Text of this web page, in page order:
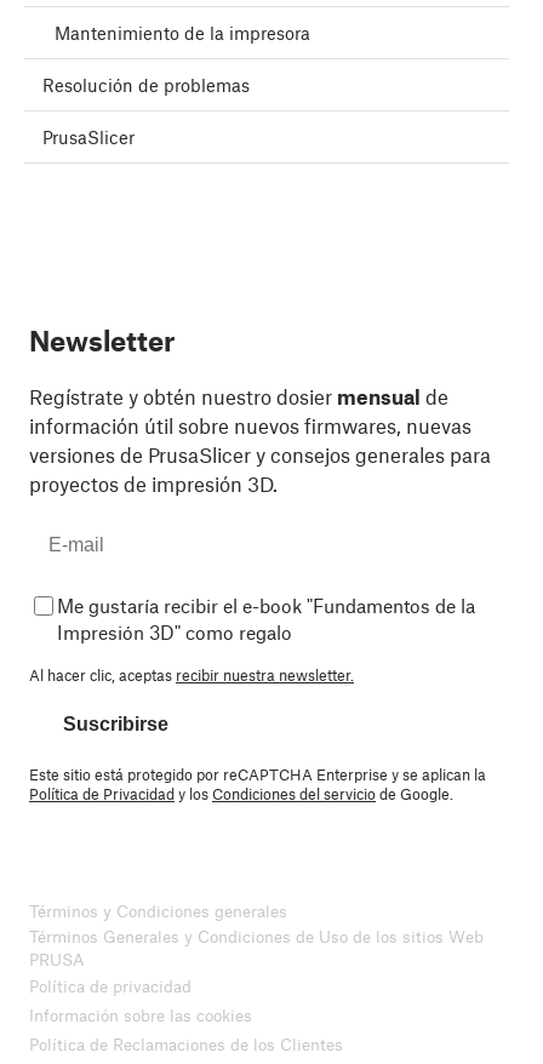
Mantenimiento de la impresora
Resolución de problemas
PrusaSlicer
Newsletter
Regístrate y obtén nuestro dosier mensual de
información útil sobre nuevos firmwares, nuevas
versiones de PrusaSlicer y consejos generales para
proyectos de impresión 3D.
Me gustaría recibir el e-book "Fundamentos de la
Impresión 3D" como regalo
Al hacer clic, aceptas recibir nuestra newsletter.
Suscribirse
Este sitio está protegido por reCAPTCHA Enterprise y se aplican la
Política de Privacidady losCondiciones del serviciode Google.
Términos y Condiciones generales
Términos Generales y Condiciones de Uso de los sitios Web
PRUSA
Política de privacidad
Información sobre las cookies
Política de Reclamaciones de los Clientes